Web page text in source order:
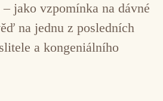
Anna Clementi
Deborah Walker Fluxus
jako vzpomínka na dávné
na jednu z posledních
a kongeniálního